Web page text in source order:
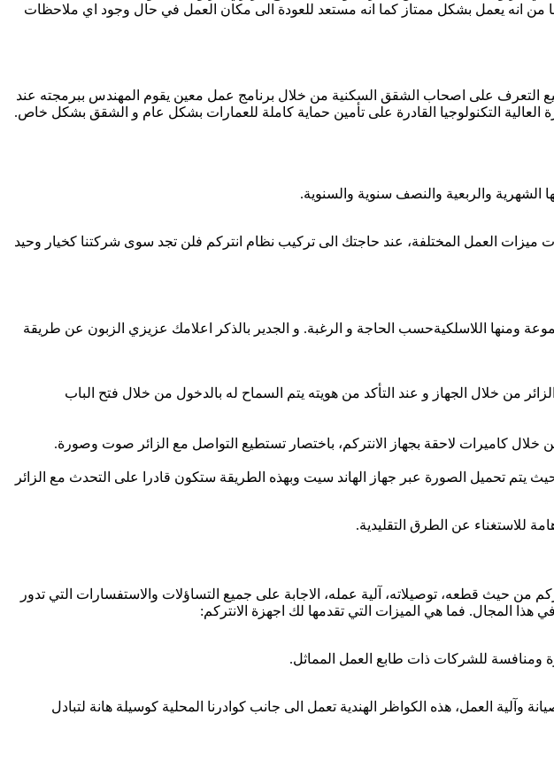
من انه يعمل بشكل ممتاز كما انه مستعد للعودة الى مكان العمل في حال وجود اي ملاحظات
التعرف على اصحاب الشقق السكنية من خلال برنامج عمل معين يقوم المهندس ببرمجته عند
العالية التكنولوجيا القادرة على تأمين حماية كاملة للعمارات بشكل عام و الشقق بشكل خاص.
الشهرية والربعية والنصف سنوية والسنوية.
ميزات العمل المختلفة، عند حاجتك الى تركيب نظام انتركم فلن تجد سوى شركتنا كخيار وحيد
ومنها اللاسلكيةحسب الحاجة و الرغبة. و الجدير بالذكر اعلامك عزيزي الزبون عن طريقة
من خلال الجهاز و عند التأكد من هويته يتم السماح له بالدخول من خلال فتح الباب
كاميرات لاحقة بجهاز الانتركم، باختصار تستطيع التواصل مع الزائر صوت وصورة.
حيث يتم تحميل الصورة عبر جهاز الهاند سيت وبهذه الطريقة ستكون قادرا على التحدث مع الزائر
للاستغناء عن الطرق التقليدية.
من حيث قطعه، توصيلاته، آلية عمله، الاجابة على جميع التساؤلات والاستفسارات التي تدور
هذا المجال. فما هي الميزات التي تقدمها لك اجهزة الانتركم:
ومنافسة للشركات ذات طابع العمل المماثل.
العمل، هذه الكواظر الهندية تعمل الى جانب كوادرنا المحلية كوسيلة هانة لتبادل